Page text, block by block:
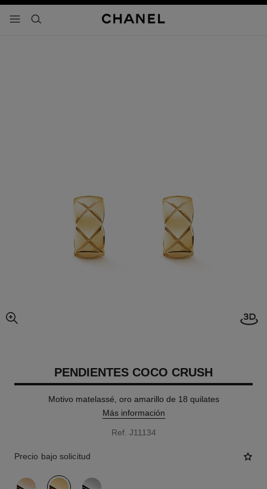
- navegación principal
buscar
imagen agrandada
PENDIENTES COCO CRUSH
Motivo matelassé, oro amarillo de 18 quilates
Más información
Ref. J11134
Precio bajo solicitud
variante (3)